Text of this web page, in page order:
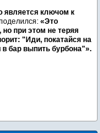
является ключом к
«Это
при этом не теряя
"Иди, покатайся на
бар выпить бурбона"».